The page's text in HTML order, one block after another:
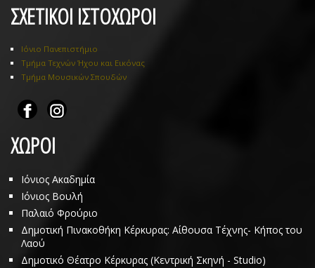
ΣΧΕΤΙΚΟΙ ΙΣΤΟΧΩΡΟΙ
Ιόνιο Πανεπιστήμιο
Τμήμα Τεχνών Ήχου και Εικόνας
Τμήμα Μουσικών Σπουδών
ΧΩΡΟΙ
Ιόνιος Ακαδημία
Ιόνιος Βουλή
Παλαιό Φρούριο
Δημοτική Πινακοθήκη Κέρκυρας: Αίθουσα Τέχνης- Κήπος του
Λαού
Δημοτικό Θέατρο Κέρκυρας (Κεντρική Σκηνή - Studio)